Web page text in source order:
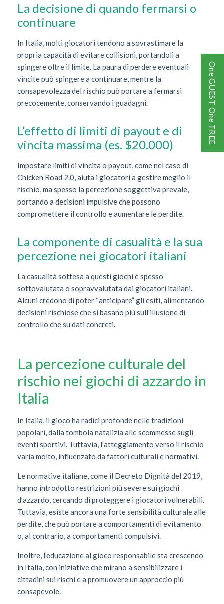
La decisione di quando fermarsi o
continuare
In Italia, molti giocatori tendono a sovrastimare la
propria capacità di evitare collisioni, portandoli a
spingere oltre il limite. La paura di perdere eventuali
vincite può spingere a continuare, mentre la
consapevolezza del rischio può portare a fermarsi
precocemente, conservando i guadagni.
L’effetto di limiti di payout e di
vincita massima (es. $20.000)
Impostare limiti di vincita o payout, come nel caso di
Chicken Road 2.0, aiuta i giocatori a gestire meglio il
rischio, ma spesso la percezione soggettiva prevale,
portando a decisioni impulsive che possono
compromettere il controllo e aumentare le perdite.
La componente di casualità e la sua
percezione nei giocatori italiani
La casualità sottesa a questi giochi è spesso
sottovalutata o sopravvalutata dai giocatori italiani.
Alcuni credono di poter “anticipare” gli esiti, alimentando
decisioni rischiose che si basano più sull’illusione di
controllo che su dati concreti.
La percezione culturale del
rischio nei giochi di azzardo in
Italia
In Italia, il gioco ha radici profonde nelle tradizioni
popolari, dalla tombola natalizia alle scommesse sugli
eventi sportivi. Tuttavia, l’atteggiamento verso il rischio
varia molto, influenzato da fattori culturali e normativi.
Le normative italiane, come il Decreto Dignità del 2019,
hanno introdotto restrizioni più severe sui giochi
d’azzardo, cercando di proteggere i giocatori vulnerabili.
Tuttavia, esiste ancora una forte sensibilità culturale alle
perdite, che può portare a comportamenti di evitamento
o, al contrario, a comportamenti compulsivi.
Inoltre, l’educazione al gioco responsabile sta crescendo
in Italia, con iniziative che mirano a sensibilizzare i
cittadini sui rischi e a promuovere un approccio più
consapevole.
One GUEST One TREE